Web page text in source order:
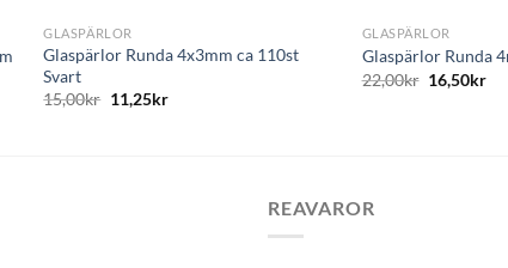
GLASPÄRLOR
Glaspärlor Runda 4x3mm ca 110st
Svart
15,00kr 11,25kr
GLASPÄRLOR
Glaspärlor Runda
22,00kr 16,50kr
REAVAROR